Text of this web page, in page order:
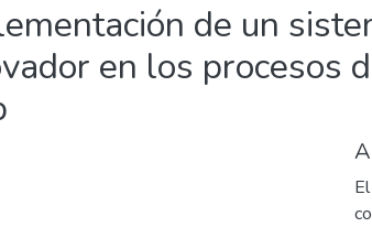
de un
en los procesos